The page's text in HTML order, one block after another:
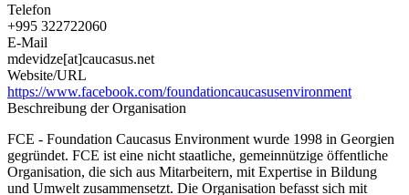
Telefon
+995 322722060
E-Mail
mdevidze[at]caucasus.net
Website/URL
https://www.facebook.com/foundationcaucasusenvironment
Beschreibung der Organisation
FCE - Foundation Caucasus Environment wurde 1998 in Georgien
gegründet. FCE ist eine nicht staatliche, gemeinnützige öffentliche
Organisation, die sich aus Mitarbeitern, mit Expertise in Bildung
und Umwelt zusammensetzt. Die Organisation befasst sich mit